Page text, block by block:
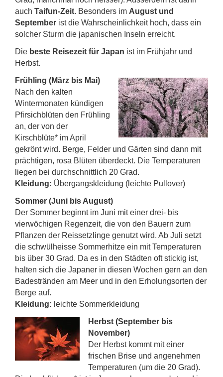
auch Taifun-Zeit. Besonders im August und
September ist die Wahrscheinlichkeit hoch, dass ein
solcher Sturm die japanischen Inseln erreicht.
Die beste Reisezeit für Japan ist im Frühjahr und
Herbst.
Frühling (März bis Mai)
Nach den kalten
Wintermonaten kündigen
Pfirsichblüten den Frühling
an, der von der
Kirschblüte* im April
gekrönt wird. Berge, Felder und Gärten sind dann mit
prächtigen, rosa Blüten überdeckt. Die Temperaturen
liegen bei durchschnittlich 20 Grad.
Kleidung: Übergangskleidung (leichte Pullover)
Sommer (Juni bis August)
Der Sommer beginnt im Juni mit einer drei- bis
vierwöchigen Regenzeit, die von den Bauern zum
Pflanzen der Reissetzlinge genutzt wird. Ab Juli setzt
die schwülheisse Sommerhitze ein mit Temperaturen
bis über 30 Grad. Da es in den Städten oft stickig ist,
halten sich die Japaner in diesen Wochen gern an den
Badestränden am Meer und in den Erholungsorten der
Berge auf.
Kleidung: leichte Sommerkleidung
Herbst (September bis
November)
Der Herbst kommt mit einer
frischen Brise und angenehmen
Temperaturen (um die 20 Grad).